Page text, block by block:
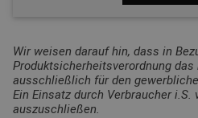
Wir weisen darauf hin, dass in
Produktsicherheitsverordnung
ausschließlich für den
Ein Einsatz durch Verbraucher i.S.
auszuschließen.